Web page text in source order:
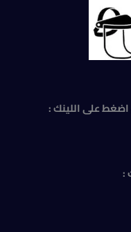
على اللينك :
: